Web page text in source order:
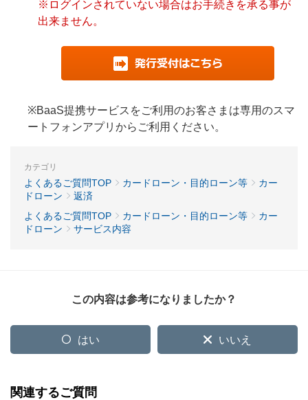
※ログインされていない場合はお手続きを承る事が
出来ません。
※BaaS提携サービスをご利用のお客さまは専用のスマ
ートフォンアプリからご利用ください。
カテゴリ
よくあるご質問TOP カードローン・目的ローン等
カー
ドローン
返済
よくあるご質問TOP
カードローン・目的ローン等
カー
ドローン
サービス内容
この内容は参考になりましたか？
はい いいえ
関連するご質問